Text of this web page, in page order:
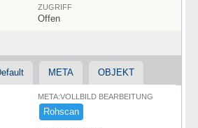
ZUGRIFF
Offen
META OBJEKT
META:VOLLBILD BEARBEITUNG
Rohscan